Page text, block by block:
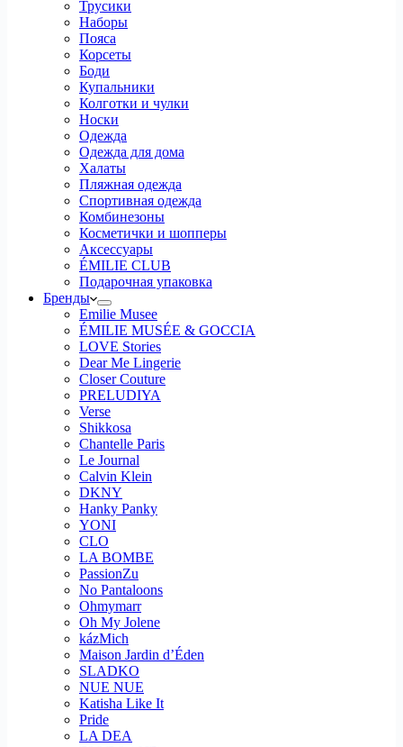
Трусики
Наборы
Пояса
Корсеты
Боди
Купальники
Колготки и чулки
Носки
Одежда
Одежда для дома
Халаты
Пляжная одежда
Спортивная одежда
Комбинезоны
Косметички и шопперы
Аксессуары
ÉMILIE CLUB
Подарочная упаковка
Бренды
Emilie Musee
ÉMILIE MUSÉE & GOCCIA
LOVE Stories
Dear Me Lingerie
Closer Couture
PRELUDIYA
Verse
Shikkosa
Chantelle Paris
Le Journal
Calvin Klein
DKNY
Hanky Panky
YONI
CLO
LA BOMBE
PassionZu
No Pantaloons
Ohmymarr
Oh My Jolene
kázMich
Maison Jardin d’Éden
SLADKO
NUE NUE
Katisha Like It
Pride
LA DEA